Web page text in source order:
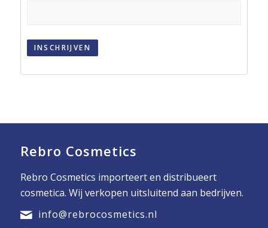
INSCHRIJVEN
Rebro Cosmetics
Rebro Cosmetics importeert en distribueert
cosmetica. Wij verkopen uitsluitend aan bedrijven.
info@rebrocosmetics.nl